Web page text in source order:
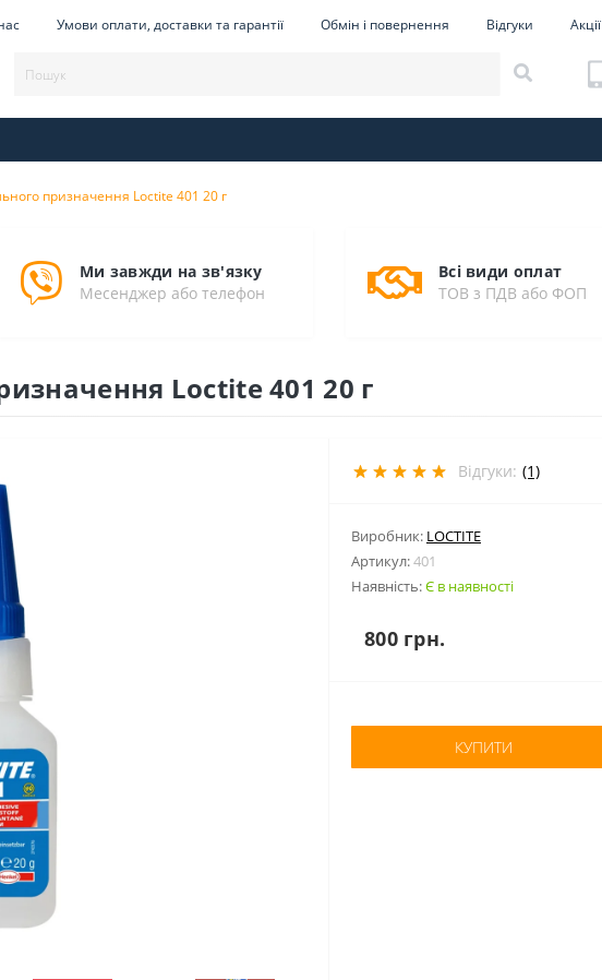
Умови оплати, доставки та гарантії Обмін і повернення Відгуки Акції
призначення Loctite 401 20 г
Ми завжди на зв'язку
Месенджер або телефон
Всі види оплат
ТОВ з ПДВ або ФОП
Loctite 401 20 г
Відгуки: (1)
Виробник: LOCTITE
Артикул:401
Наявність:Є в наявності
800 грн.
КУПИТИ